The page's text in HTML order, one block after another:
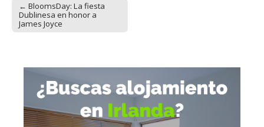
Post navigation
← BloomsDay: La fiesta
Dublinesa en honor a
James Joyce